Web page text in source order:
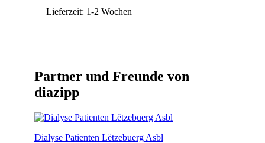
Lieferzeit: 1-2 Wochen
Partner und Freunde von
diazipp
Dialyse Patienten Lëtzebuerg Asbl